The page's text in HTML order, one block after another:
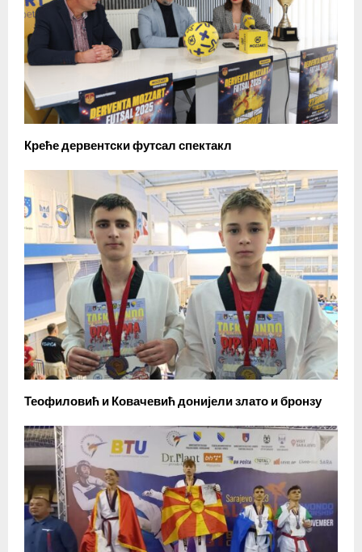
Креће дервентски футсал спектакл
Теофиловић и Ковачевић донијели злато и бронзу